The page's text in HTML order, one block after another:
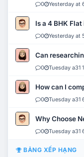
0 Yesterday at
Is a 4 BHK Flat
0 Yesterday at
Can
0 Tuesday a31
How can I
0 Tuesday a31
Why Choose
0 Tuesday a31
BẢNG XẾP HẠNG